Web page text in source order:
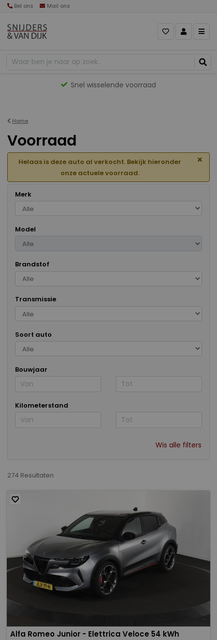
Bel ons Mail ons
Gevarieerd aanbod
Home
Voorraad
Helaas is deze auto al verkocht. Bekijk hieronder
onze actuele voorraad.
×
Merk
Model
Brandstof
Transmissie
Soort auto
Bouwjaar
Kilometerstand
Wis alle filters
274 Resultaten
Alfa Romeo Junior - Elettrica Veloce 54 kWh